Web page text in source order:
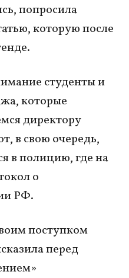
попросила
которую после
студенты и
которые
директору
в свою очередь,
в полицию, где на
о
РФ.
поступком
перед